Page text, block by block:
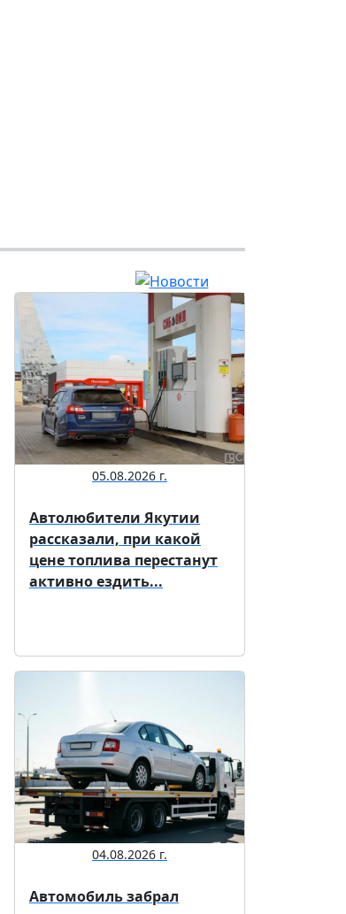
05.08.2026 г.
Автолюбители Якутии
рассказали, при какой
цене топлива перестанут
активно ездить...
04.08.2026 г.
Автомобиль забрал